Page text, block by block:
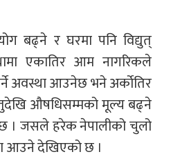
बढ्ने र घरमा पनि विद्युत्
एकातिर आम नागरिकले
अवस्था आउनेछ भने अर्काेतिर
औषधिसम्मको मूल्य बढ्ने
। जसले हरेक नेपालीको चुलो
आउने देखिएको छ ।